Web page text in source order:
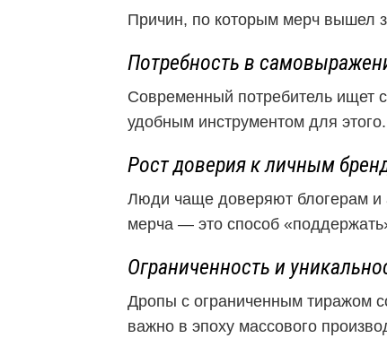
Причин, по которым мерч вышел
Потребность в
Современный потребитель ищет
удобным инструментом для этого.
Рост доверия к личным
Люди чаще доверяют блогерам и
мерча — это способ
Ограниченность и
Дропы с ограниченным тиражом
важно в эпоху массового